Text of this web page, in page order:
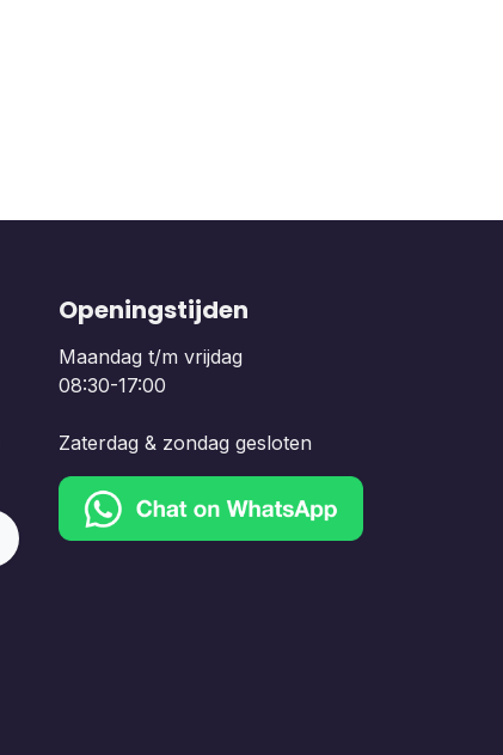
Openingstijden
Maandag t/m vrijdag
08:30-17:00
Zaterdag & zondag gesloten